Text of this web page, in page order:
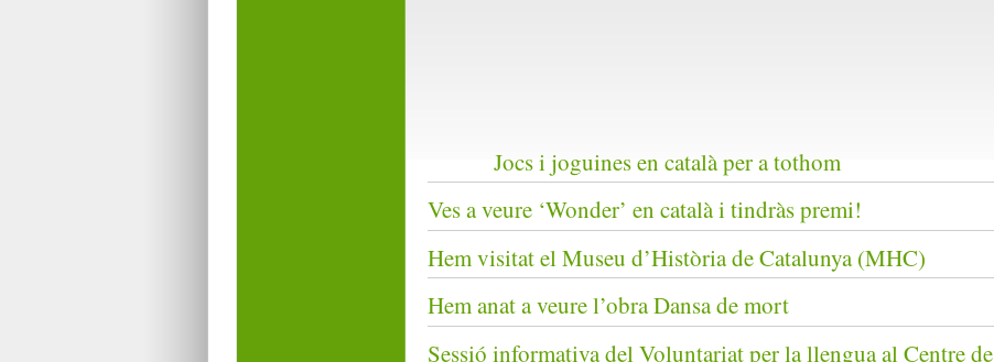
Jocs i joguines en català per a tothom
Ves a veure ‘Wonder’ en català i tindràs premi!
Hem visitat el Museu d’Història de Catalunya (MHC)
Hem anat a veure l’obra Dansa de mort
Sessió informativa del Voluntariat per la llengua al Centre de